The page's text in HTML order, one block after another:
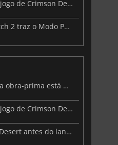
7.44
Pearl Abyss revela imagens de jogo de Crimson Desert para a PS5
A atualização da Nintendo Switch 2 traz o Modo Portátil aos jogos mais antigos da Switch
GTA VI: Para além dos atrasos, a obra-prima está quase a chegar
Pearl Abyss revela imagens de jogo de Crimson Desert para a PS5
A controvérsia atinge Crimson Desert antes do lançamento